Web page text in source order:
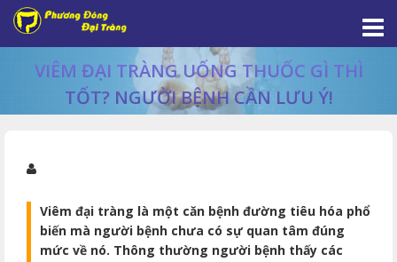
VIÊM ĐẠI TRÀNG UỐNG THUỐC GÌ THÌ
TỐT? NGƯỜI BỆNH CẦN LƯU Ý!
Viêm đại tràng là một căn bệnh đường tiêu hóa phổ
biến mà người bệnh chưa có sự quan tâm đúng
mức về nó. Thông thường người bệnh thấy các